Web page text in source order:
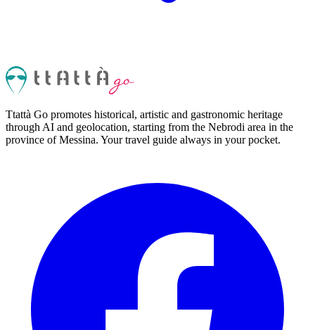
Ttattà Go promotes historical, artistic and gastronomic heritage
through AI and geolocation, starting from the Nebrodi area in the
province of Messina. Your travel guide always in your pocket.